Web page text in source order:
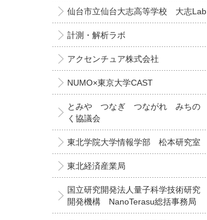
仙台市立仙台大志高等学校 大志Lab
計測・解析ラボ
アクセンチュア株式会社
NUMO×東京大学CAST
とみや つなぎ つながれ みちの
く協議会
東北学院大学情報学部 松本研究室
東北経済産業局
国立研究開発法人量子科学技術研究
開発機構 NanoTerasu総括事務局